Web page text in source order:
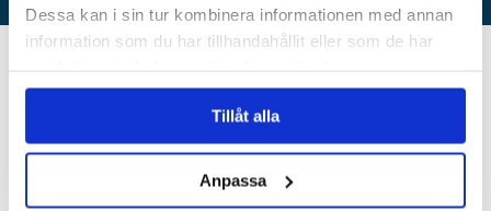
Dessa kan i sin tur kombinera informationen med annan
information som du har tillhandahållit eller som de har
Tillåt alla
Anpassa
SENASTE NYHETER